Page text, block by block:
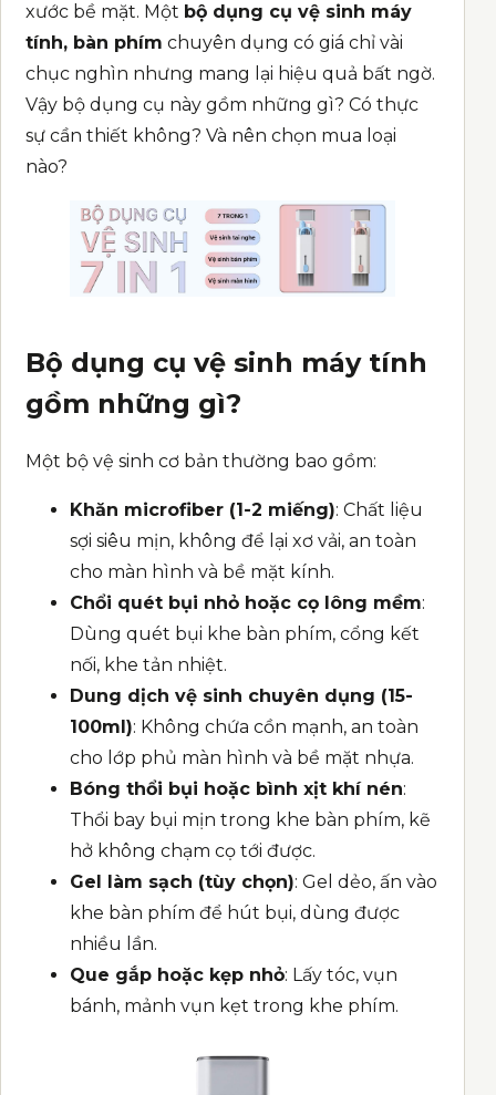
xước bề mặt. Một bộ dụng cụ vệ sinh máy
tính, bàn phím chuyên dụng có giá chỉ vài
chục nghìn nhưng mang lại hiệu quả bất ngờ.
Vậy bộ dụng cụ này gồm những gì? Có thực
sự cần thiết không? Và nên chọn mua loại
nào?
Bộ dụng cụ vệ sinh máy tính
gồm những gì?
Một bộ vệ sinh cơ bản thường bao gồm:
Khăn microfiber (1-2 miếng): Chất liệu
sợi siêu mịn, không để lại xơ vải, an toàn
cho màn hình và bề mặt kính.
Chổi quét bụi nhỏ hoặc cọ lông mềm:
Dùng quét bụi khe bàn phím, cổng kết
nối, khe tản nhiệt.
Dung dịch vệ sinh chuyên dụng (15-
100ml): Không chứa cồn mạnh, an toàn
cho lớp phủ màn hình và bề mặt nhựa.
Bóng thổi bụi hoặc bình xịt khí nén:
Thổi bay bụi mịn trong khe bàn phím, kẽ
hở không chạm cọ tới được.
Gel làm sạch (tùy chọn): Gel dẻo, ấn vào
khe bàn phím để hút bụi, dùng được
nhiều lần.
Que gắp hoặc kẹp nhỏ: Lấy tóc, vụn
bánh, mảnh vụn kẹt trong khe phím.